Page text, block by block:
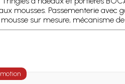
mousses. Passementerie avec
sur mesure, mécanisme